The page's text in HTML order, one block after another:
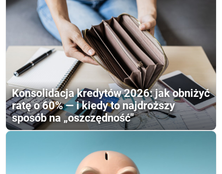
Konsolidacja kredytów 2026: jak obniżyć
ratę o 60% — i kiedy to najdroższy
sposób na „oszczędność"